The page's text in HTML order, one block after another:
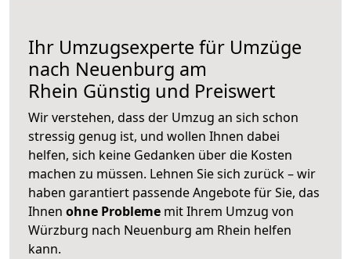
Ihr Umzugsexperte für Umzüge
nach Neuenburg am
Rhein Günstig und Preiswert
Wir verstehen, dass der Umzug an sich schon
stressig genug ist, und wollen Ihnen dabei
helfen, sich keine Gedanken über die Kosten
machen zu müssen. Lehnen Sie sich zurück – wir
haben garantiert passende Angebote für Sie, das
Ihnen ohne Probleme mit Ihrem Umzug von
Würzburg nach Neuenburg am Rhein helfen
kann.